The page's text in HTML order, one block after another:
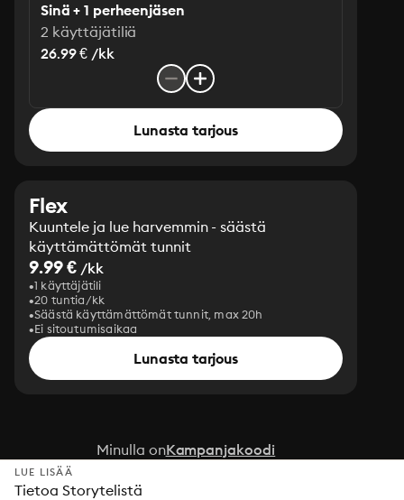
Sinä + 1 perheenjäsen
2 käyttäjätiliä
26.99 € /kk
Lunasta tarjous
Flex
Kuuntele ja lue harvemmin - säästä
käyttämättömät tunnit
9.99 € /kk
1 käyttäjätili
20 tuntia/kk
Säästä käyttämättömät tunnit, max 20h
Ei sitoutumisaikaa
Lunasta tarjous
Minulla onKampanjakoodi
LUE LISÄÄ
Tietoa Storytelistä